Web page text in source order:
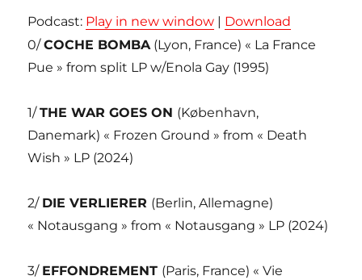
Podcast: Play in new window | Download
0/COCHE BOMBA(Lyon, France) « La France
Pue » from split LP w/Enola Gay (1995)
1/THE WAR GOES ON (København,
Danemark) « Frozen Ground » from « Death
Wish » LP (2024)
2/ DIE VERLIERER (Berlin, Allemagne)
« Notausgang » from « Notausgang » LP (2024)
3/ EFFONDREMENT (Paris, France) « Vie